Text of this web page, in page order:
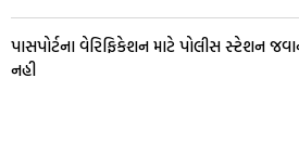
પાસપોર્ટના વેરિફિકેશન માટે પોલીસ સ્ટેશન
નહી